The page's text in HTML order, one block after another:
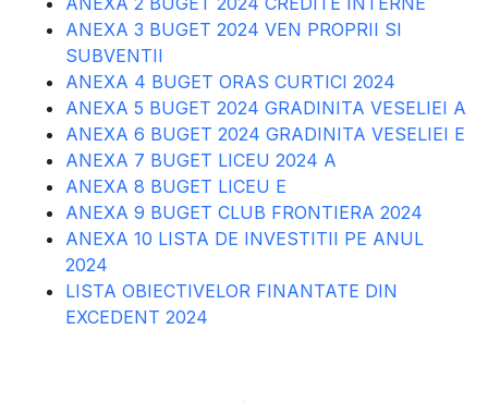
ANEXA 3 BUGET 2024 VEN PROPRII SI
SUBVENTII
ANEXA 4 BUGET ORAS CURTICI 2024
ANEXA 5 BUGET 2024 GRADINITA VESELIEI A
ANEXA 6 BUGET 2024 GRADINITA VESELIEI E
ANEXA 7 BUGET LICEU 2024 A
ANEXA 8 BUGET LICEU E
ANEXA 9 BUGET CLUB FRONTIERA 2024
ANEXA 10 LISTA DE INVESTITII PE ANUL
2024
LISTA OBIECTIVELOR FINANTATE DIN
EXCEDENT 2024